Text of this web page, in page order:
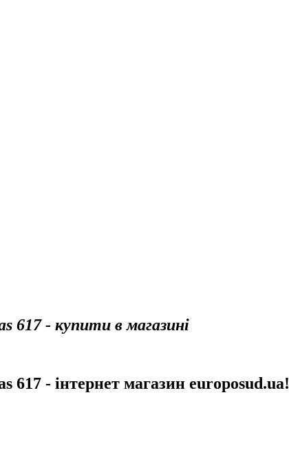
617 - купити в магазині
617 - інтернет магазин europosud.ua!